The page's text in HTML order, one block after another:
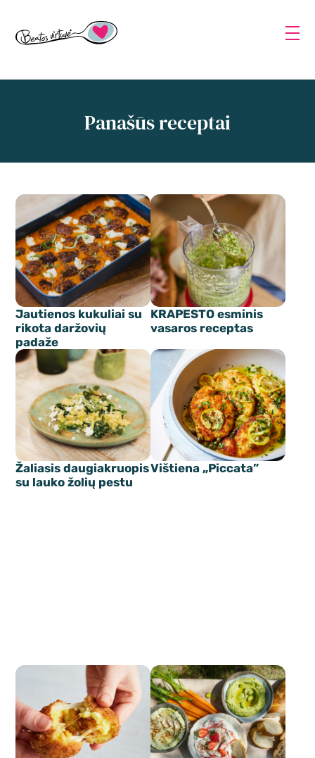
Panašūs receptai
Jautienos kukuliai su
rikota daržovių
padaže
KRAPESTO esminis
vasaros receptas
Žaliasis daugiakruopis
su lauko žolių pestu
Vištiena „Piccata”